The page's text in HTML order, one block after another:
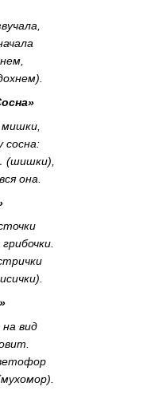
сосна:
(шишки),
она.
вид